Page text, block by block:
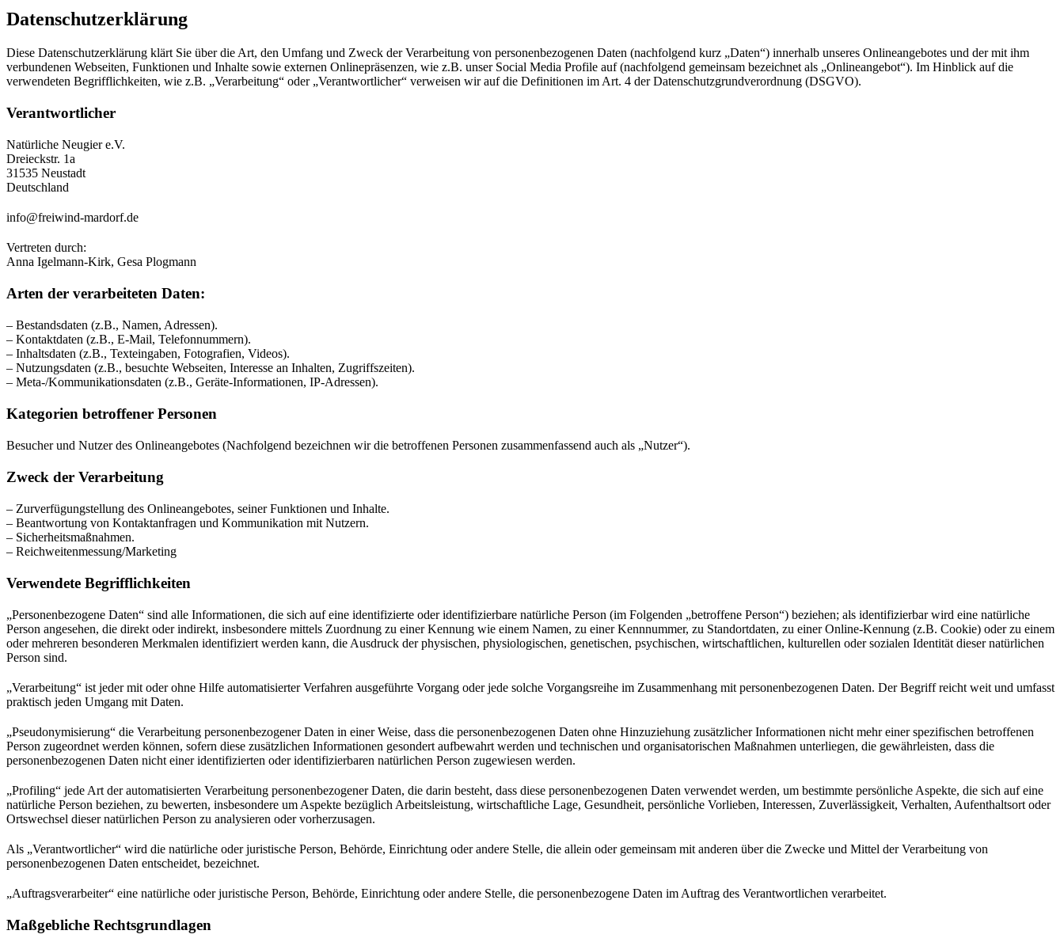
Datenschutzerklärung
Diese Datenschutzerklärung klärt Sie über die Art, den Umfang und Zweck der Verarbeitung von personenbezogenen Daten (nachfolgend kurz „Daten“) innerhalb unseres Onlineangebotes und der mit ihm
verbundenen Webseiten, Funktionen und Inhalte sowie externen Onlinepräsenzen, wie z.B. unser Social Media Profile auf (nachfolgend gemeinsam bezeichnet als „Onlineangebot“). Im Hinblick auf die
verwendeten Begrifflichkeiten, wie z.B. „Verarbeitung“ oder „Verantwortlicher“ verweisen wir auf die Definitionen im Art. 4 der Datenschutzgrundverordnung (DSGVO).
Verantwortlicher
Natürliche Neugier e.V.
Dreieckstr. 1a
31535 Neustadt
Deutschland
info@freiwind-mardorf.de
Vertreten durch:
Anna Igelmann-Kirk, Gesa Plogmann
Arten der verarbeiteten Daten:
– Bestandsdaten (z.B., Namen, Adressen).
– Kontaktdaten (z.B., E-Mail, Telefonnummern).
– Inhaltsdaten (z.B., Texteingaben, Fotografien, Videos).
– Nutzungsdaten (z.B., besuchte Webseiten, Interesse an Inhalten, Zugriffszeiten).
– Meta-/Kommunikationsdaten (z.B., Geräte-Informationen, IP-Adressen).
Kategorien betroffener Personen
Besucher und Nutzer des Onlineangebotes (Nachfolgend bezeichnen wir die betroffenen Personen zusammenfassend auch als „Nutzer“).
Zweck der Verarbeitung
– Zurverfügungstellung des Onlineangebotes, seiner Funktionen und Inhalte.
– Beantwortung von Kontaktanfragen und Kommunikation mit Nutzern.
– Sicherheitsmaßnahmen.
– Reichweitenmessung/Marketing
Verwendete Begrifflichkeiten
„Personenbezogene Daten“ sind alle Informationen, die sich auf eine identifizierte oder identifizierbare natürliche Person (im Folgenden „betroffene Person“) beziehen; als identifizierbar wird eine natürliche
Person angesehen, die direkt oder indirekt, insbesondere mittels Zuordnung zu einer Kennung wie einem Namen, zu einer Kennnummer, zu Standortdaten, zu einer Online-Kennung (z.B. Cookie) oder zu einem
oder mehreren besonderen Merkmalen identifiziert werden kann, die Ausdruck der physischen, physiologischen, genetischen, psychischen, wirtschaftlichen, kulturellen oder sozialen Identität dieser natürlichen
Person sind.
„Verarbeitung“ ist jeder mit oder ohne Hilfe automatisierter Verfahren ausgeführte Vorgang oder jede solche Vorgangsreihe im Zusammenhang mit personenbezogenen Daten. Der Begriff reicht weit und umfasst
praktisch jeden Umgang mit Daten.
„Pseudonymisierung“ die Verarbeitung personenbezogener Daten in einer Weise, dass die personenbezogenen Daten ohne Hinzuziehung zusätzlicher Informationen nicht mehr einer spezifischen betroffenen
Person zugeordnet werden können, sofern diese zusätzlichen Informationen gesondert aufbewahrt werden und technischen und organisatorischen Maßnahmen unterliegen, die gewährleisten, dass die
personenbezogenen Daten nicht einer identifizierten oder identifizierbaren natürlichen Person zugewiesen werden.
„Profiling“ jede Art der automatisierten Verarbeitung personenbezogener Daten, die darin besteht, dass diese personenbezogenen Daten verwendet werden, um bestimmte persönliche Aspekte, die sich auf eine
natürliche Person beziehen, zu bewerten, insbesondere um Aspekte bezüglich Arbeitsleistung, wirtschaftliche Lage, Gesundheit, persönliche Vorlieben, Interessen, Zuverlässigkeit, Verhalten, Aufenthaltsort oder
Ortswechsel dieser natürlichen Person zu analysieren oder vorherzusagen.
Als „Verantwortlicher“ wird die natürliche oder juristische Person, Behörde, Einrichtung oder andere Stelle, die allein oder gemeinsam mit anderen über die Zwecke und Mittel der Verarbeitung von
personenbezogenen Daten entscheidet, bezeichnet.
„Auftragsverarbeiter“ eine natürliche oder juristische Person, Behörde, Einrichtung oder andere Stelle, die personenbezogene Daten im Auftrag des Verantwortlichen verarbeitet.
Maßgebliche Rechtsgrundlagen